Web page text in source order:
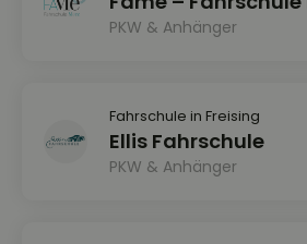
PKW & Anhänger
Fahrschule in Freising
Ellis Fahrschule
PKW & Anhänger